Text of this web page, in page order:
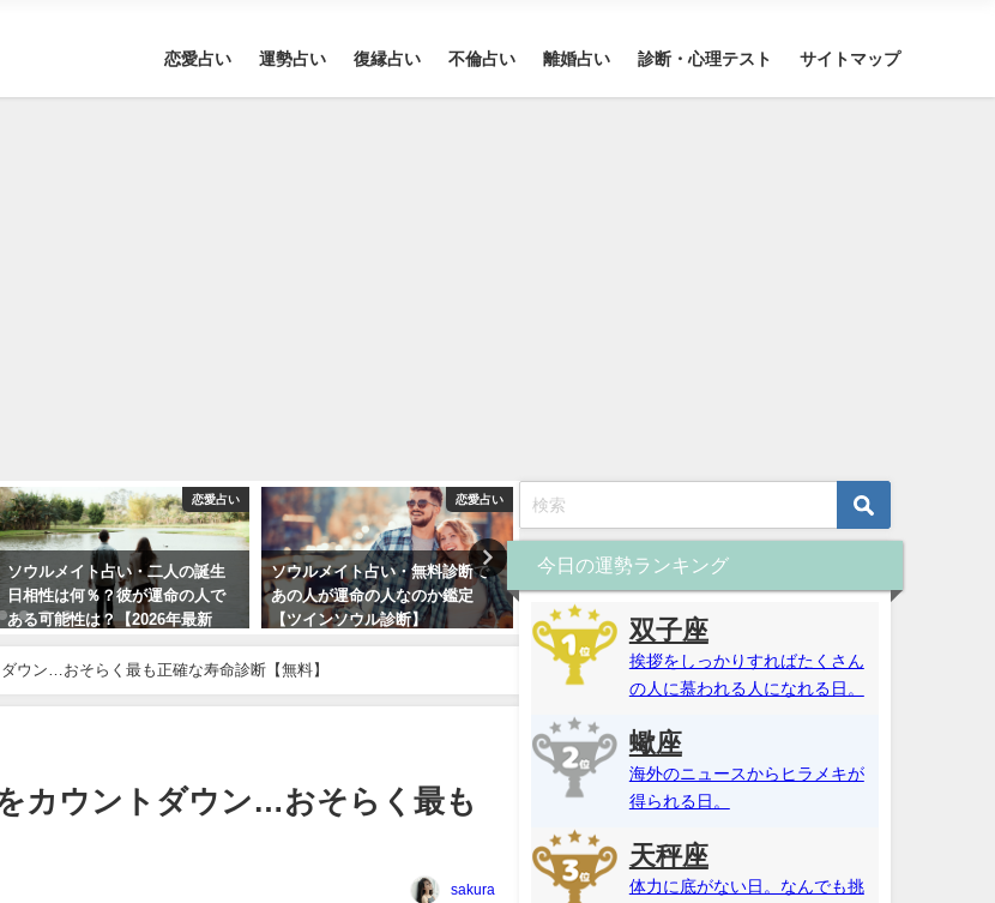
恋愛占い 運勢占い 復縁占い 不倫占い 離婚占い 診断・心理テスト サイトマップ
恋愛占い
ソウルメイト占い・二人の誕生
日相性は何％？彼が運命の人で
ある可能性は？【2026年最新
版】
恋愛占い
ソウルメイト占い・無料診断で
あの人が運命の人なのか鑑定
【ツインソウル診断】
名前占い・ひらがなで恋愛相性
パーセント診断！恋愛傾向や性
格を無料で姓名判断【当た
る！】
無料診断であなたの生年月
ウン…おそらく最も正確な寿命診断【無料】
カウントダウン…おそらく最も
sakura
今日の運勢ランキング
双子座
挨拶をしっかりすればたくさん
の人に慕われる人になれる日。
蠍座
海外のニュースからヒラメキが
得られる日。
天秤座
体力に底がない日。なんでも挑